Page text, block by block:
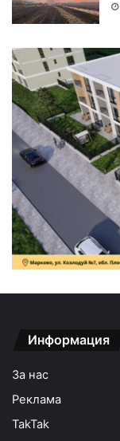
Информация
За нас
Реклама
TakTak